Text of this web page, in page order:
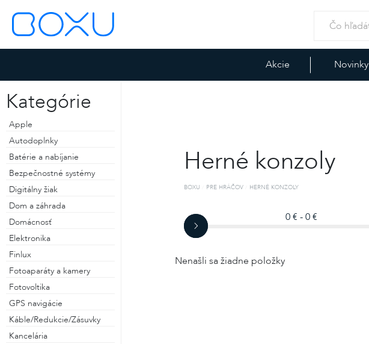
Akcie Novinky
Kategórie
Apple
Autodoplnky
Batérie a nabíjanie
Bezpečnostné systémy
Digitálny žiak
Dom a záhrada
Domácnosť
Elektronika
Finlux
Fotoaparáty a kamery
Fotovoltika
GPS navigácie
Káble/Redukcie/Zásuvky
Kancelária
Herné konzoly
BOXU PRE HRÁČOV HERNÉ KONZOLY
0 € - 0 €
Nenašli sa žiadne položky